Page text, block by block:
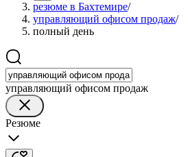
резюме в Бахтемире/
управляющий офисом продаж/
полный день
управляющий офисом продаж
Резюме